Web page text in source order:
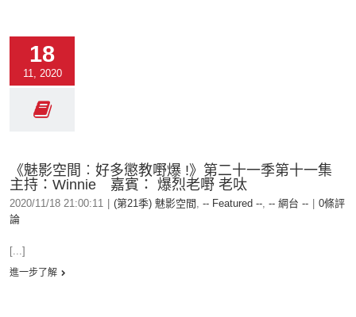
18
11, 2020
《魅影空間︰好多懲教嘢爆 !》第二十一季第十一集
主持：Winnie 嘉賓： 爆烈老嘢 老呔
2020/11/18 21:00:11 (第21季) 魅影空間 , -- Featured --, -- 網台 --
0條評
論
[...]
進一步了解